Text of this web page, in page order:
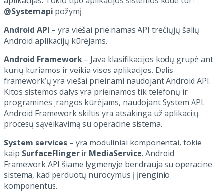
@Systemapi požymį.
Android API – yra viešai prieinamas API trečiųjų šalių
Android aplikacijų kūrėjams.
Android Framework – Java klasifikacijos kodų grupė ant
kurių kuriamos ir veikia visos aplikacijos. Dalis
framework’ų yra viešai prieinami naudojant Android API.
Kitos sistemos dalys yra prieinamos tik telefonų ir
programinės įrangos kūrėjams, naudojant System API.
Android Framework skiltis yra atsakinga už aplikacijų
procesų sąveikavimą su operacine sistema.
System services – yra moduliniai komponentai, tokie
kaip SurfaceFlinger ir MediaService. Android
Framework API šiame lygmenyje bendrauja su operacine
sistema, kad perduotų nurodymus į įrenginio
komponentus.